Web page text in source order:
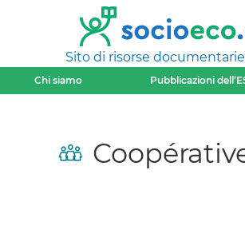
Sito di risorse
Chi siamo Pubblicazioni